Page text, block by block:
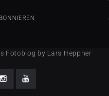
Fotoblog by Lars Heppner